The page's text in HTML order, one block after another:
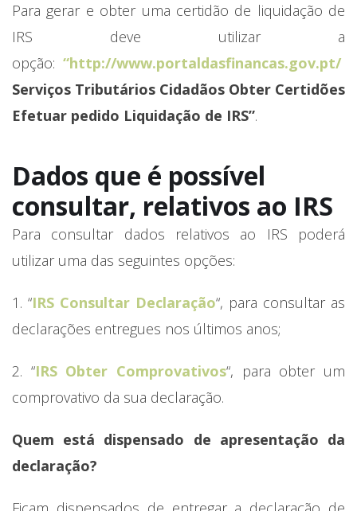
Para gerar e obter uma certidão de liquidação de
IRS deve utilizar a
opção: “http://www.portaldasfinancas.gov.pt/
Serviços Tributários Cidadãos Obter Certidões
Efetuar pedido Liquidação de IRS”.
Dados que é possível
consultar, relativos ao IRS
Para consultar dados relativos ao IRS poderá
utilizar uma das seguintes opções:
1. “IRS Consultar Declaração“, para consultar as
declarações entregues nos últimos anos;
2. “IRS Obter Comprovativos“, para obter um
comprovativo da sua declaração.
Quem está dispensado de apresentação da
declaração?